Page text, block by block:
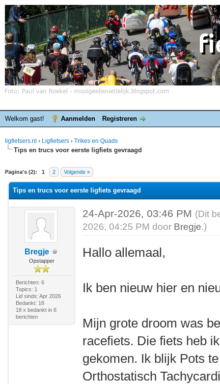
Welkom gast! Aanmelden Registreren
ligfietsers.nl › Ligfietsers › Trikes en Quads
Tips en trucs voor eerste ligfiets gevraagd
Pagina's (2): 1 2 Volgende »
waardering is 0
Tips en trucs voor eerste ligfiets gevraagd
Bregje
Opstapper
Berichten: 6
Topics: 1
Lid sinds: Apr 2026
Bedankt: 18
18 x bedankt in 6
berichten
24-Apr-2026, 03:46 PM (Dit
2026, 04:25 PM door Bregje.)
Hallo allemaal,
Ik ben nieuw hier en
Mijn grote droom was
racefiets. Die fiets heb
gekomen. Ik blijk Pots
Orthostatisch